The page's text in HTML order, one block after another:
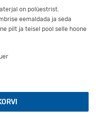
on polüestrist.
eemaldada ja seda
pilt ja teisel pool selle hoone
padi kogus